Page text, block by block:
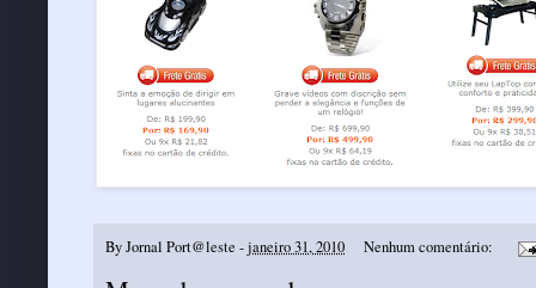
ByJornal Port@leste -janeiro 31, 2010 Nenhum comentário: